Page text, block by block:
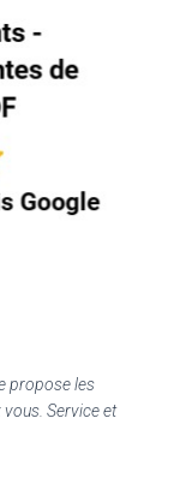
propose les
Service et